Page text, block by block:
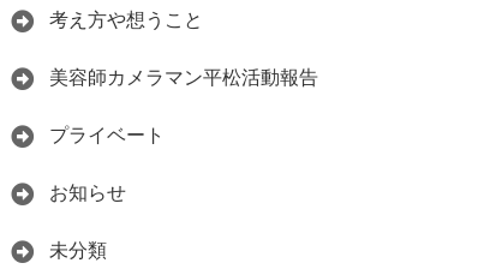
考え方や想うこと
美容師カメラマン平松活動報告
プライベート
お知らせ
未分類